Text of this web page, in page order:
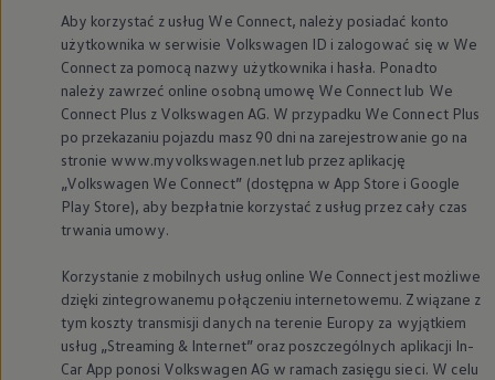
Aby korzystać z usług We Connect, należy posiadać konto
użytkownika w serwisie Volkswagen ID i zalogować się w We
Connect za pomocą nazwy użytkownika i hasła. Ponadto
należy zawrzeć online osobną umowę We Connect lub We
Connect Plus z Volkswagen AG. W przypadku We Connect Plus
po przekazaniu pojazdu masz 90 dni na zarejestrowanie go na
stronie www.myvolkswagen.net lub przez aplikację
„Volkswagen We Connect” (dostępna w App Store i Google
Play Store), aby bezpłatnie korzystać z usług przez cały czas
trwania umowy.
Korzystanie z mobilnych usług online We Connect jest możliwe
dzięki zintegrowanemu połączeniu internetowemu. Związane z
tym koszty transmisji danych na terenie Europy za wyjątkiem
usług „Streaming & Internet” oraz poszczególnych aplikacji In-
Car App ponosi Volkswagen AG w ramach zasięgu sieci. W celu